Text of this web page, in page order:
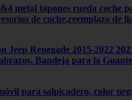
metal tapones rueda coche
de coche,reemplazo de
Jeep Renegade 2015-2022
Bandeja para la
para salpicadero, color